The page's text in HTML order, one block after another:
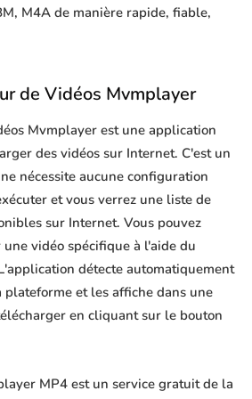
M4A de manière rapide, fiable,
de Vidéos Mvmplayer
Mvmplayer est une application
des vidéos sur Internet. C'est un
nécessite aucune configuration
et vous verrez une liste de
sur Internet. Vous pouvez
vidéo spécifique à l'aide du
détecte automatiquement
plateforme et les affiche dans une
en cliquant sur le bouton
MP4 est un service gratuit de la